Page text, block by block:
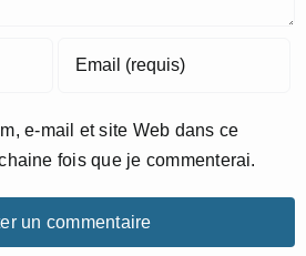
e-mail et site Web dans ce
fois que je commenterai.